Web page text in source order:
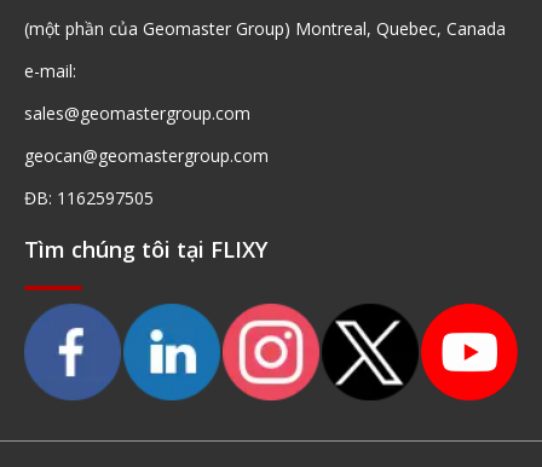
(một phần của Geomaster Group) Montreal, Quebec, Canada
e-mail:
sales@geomastergroup.com
geocan@geomastergroup.com
ĐB: 1162597505
Tìm chúng tôi tại FLIXY